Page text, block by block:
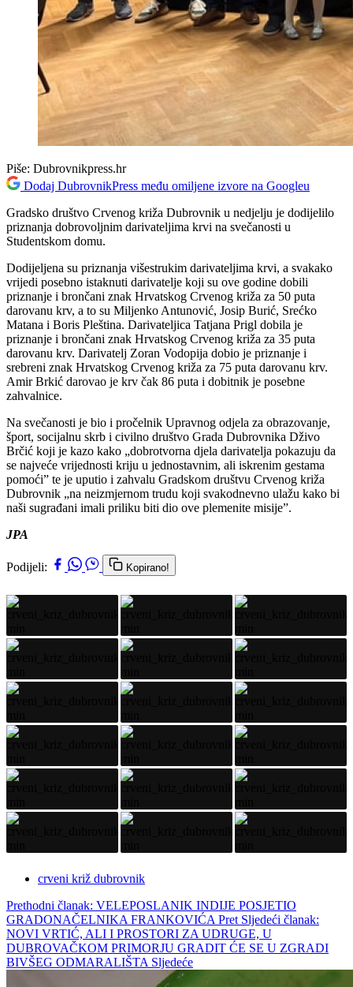
Piše: Dubrovnikpress.hr
Dodaj DubrovnikPress među omiljene izvore na Googleu
Gradsko društvo Crvenog križa Dubrovnik u nedjelju je dodijelilo
priznanja dobrovoljnim darivateljima krvi na svečanosti u
Studentskom domu.
Dodijeljena su priznanja višestrukim darivateljima krvi, a svakako
vrijedi posebno istaknuti darivatelje koji su ove godine dobili
priznanje i brončani znak Hrvatskog Crvenog križa za 50 puta
darovanu krv, a to su Miljenko Antunović, Josip Burić, Srećko
Matana i Boris Pleština. Darivateljica Tatjana Prigl dobila je
priznanje i brončani znak Hrvatskog Crvenog križa za 35 puta
darovanu krv. Darivatelj Zoran Vodopija dobio je priznanje i
srebreni znak Hrvatskog Crvenog križa za 75 puta darovanu krv.
Amir Brkić darovao je krv čak 86 puta i dobitnik je posebne
zahvalnice.
Na svečanosti je bio i pročelnik Upravnog odjela za obrazovanje,
šport, socijalnu skrb i civilno društvo Grada Dubrovnika Dživo
Brčić koji je kazo kako „dobrotvorna djela darivatelja pokazuju da
se najveće vrijednosti kriju u jednostavnim, ali iskrenim gestama
pomoći” te je uputio i zahvalu Gradskom društvu Crvenog križa
Dubrovnik „na neizmjernom trudu koji svakodnevno ulažu kako bi
naši sugrađani imali priliku biti dio ove plemenite misije”.
JPA
Podijeli: Kopirano!
crveni križ dubrovnik
Prethodni članak: VELEPOSLANIK INDIJE POSJETIO
GRADONAČELNIKA FRANKOVIĆA Pret Sljedeći članak:
NOVI VRTIĆ, ALI I PROSTORI ZA UDRUGE, U
DUBROVAČKOM PRIMORJU GRADIT ĆE SE U ZGRADI
BIVŠEG ODMARALIŠTA Sljedeće